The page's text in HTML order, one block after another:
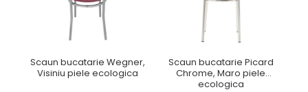
Scaun bucatarie Wegner,
Visiniu piele ecologica
Scaun bucatarie Picard
Chrome, Maro piele
ecologica